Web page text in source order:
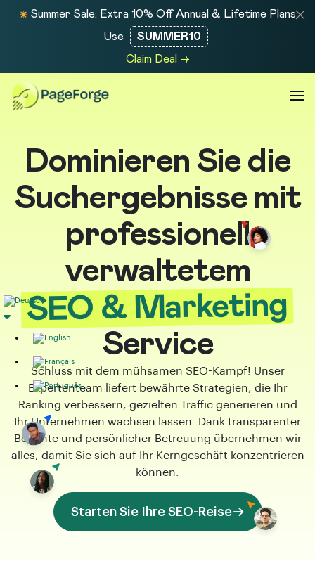
Summer Sale: Extra 10% Off Annual & Lifetime Plans
Use
SUMMER10
Claim Deal →
Dominieren Sie die
Suchergebnisse mit
professionell
verwaltetem
SEO & Marketing
Service
Schluss mit dem mühsamen SEO-Kampf! Unser
Expertenteam liefert bewährte Strategien, die Ihr
Ranking verbessern, gezielten Traffic generieren und
Ihr Unternehmen wachsen lassen. Dank transparenter
Berichte und persönlicher Betreuung übernehmen wir
alles, damit Sie sich auf Ihr Kerngeschäft konzentrieren
können.
Starten Sie Ihre SEO-Reise